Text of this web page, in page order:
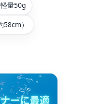
量50g
）